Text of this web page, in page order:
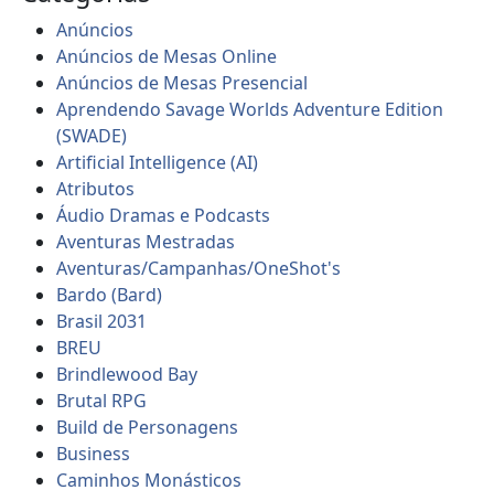
Anúncios
Anúncios de Mesas Online
Anúncios de Mesas Presencial
Aprendendo Savage Worlds Adventure Edition
(SWADE)
Artificial Intelligence (AI)
Atributos
Áudio Dramas e Podcasts
Aventuras Mestradas
Aventuras/Campanhas/OneShot's
Bardo (Bard)
Brasil 2031
BREU
Brindlewood Bay
Brutal RPG
Build de Personagens
Business
Caminhos Monásticos